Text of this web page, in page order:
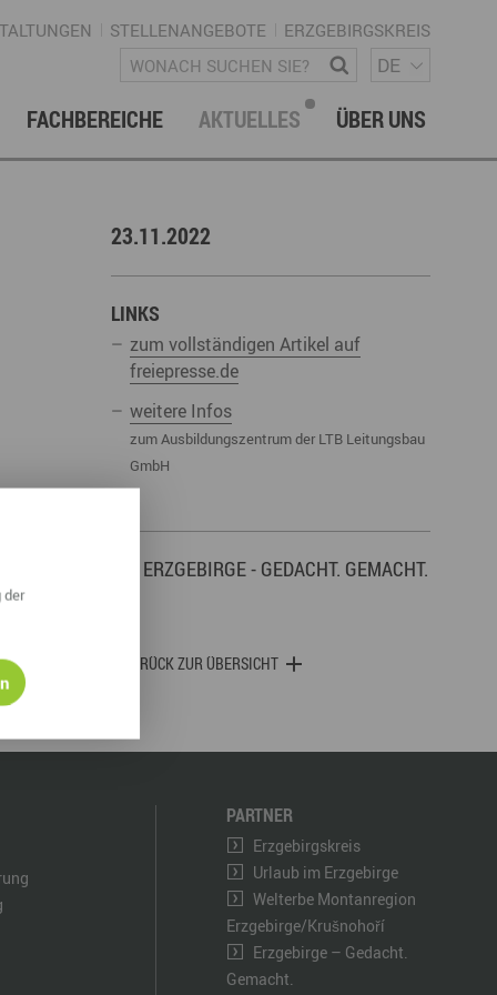
STELLENANGEBOTE ERZGEBIRGSKREIS
Wonach suchen Sie? DE
Infrastruktur & Wegenetz
FACHBEREICHE
Strategie
& Kontakt
AKTUELLES ÜBER UNS
23.11.2022
LINKS
zum vollständigen Artikel auf
freiepresse.de
weitere Infos
zum Ausbildungszentrum der LTB Leitungsbau
GmbH
VIA ERZGEBIRGE - GEDACHT. GEMACHT.
ZURÜCK ZUR ÜBERSICHT
PARTNER
Erzgebirgskreis
Urlaub im Erzgebirge
Welterbe Montanregion
Erzgebirge/Krušnohoří
Erzgebirge – Gedacht.
Gemacht.
der